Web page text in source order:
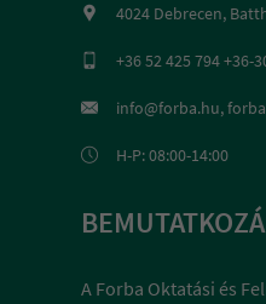
4024 Debrecen,
+36 52 425 794 +36-
info@forba.hu,
H-P: 08:00-14:00
A Forba Oktatási és